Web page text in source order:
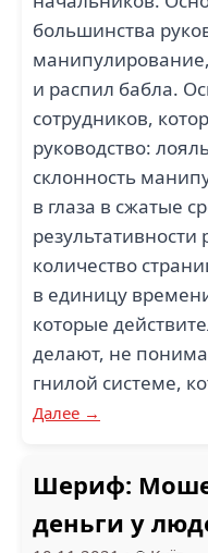
большинства
и распил бабла.
сотрудников,
руководство:
склонность
в глаза в сжатые
количество
в единицу
которые
делают, не
гнилой системе,
Далее →
Шериф:
деньги у